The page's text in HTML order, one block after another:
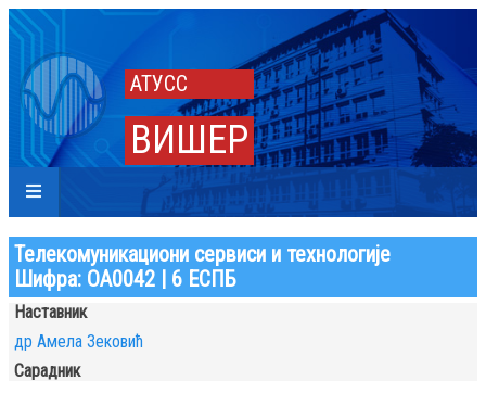
АТУСС
ВИШЕР
Телекомуникациони сервиси и технологије
Шифра: ОА0042 | 6 ЕСПБ
Наставник
др Амела Зековић
Сарадник